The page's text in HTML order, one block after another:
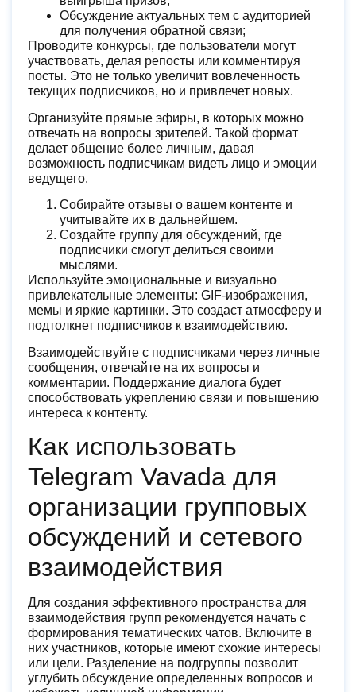
Обсуждение актуальных тем с аудиторией
для получения обратной связи;
Проводите конкурсы, где пользователи могут
участвовать, делая репосты или комментируя
посты. Это не только увеличит вовлеченность
текущих подписчиков, но и привлечет новых.
Организуйте прямые эфиры, в которых можно
отвечать на вопросы зрителей. Такой формат
делает общение более личным, давая
возможность подписчикам видеть лицо и эмоции
ведущего.
Собирайте отзывы о вашем контенте и
учитывайте их в дальнейшем.
Создайте группу для обсуждений, где
подписчики смогут делиться своими
мыслями.
Используйте эмоциональные и визуально
привлекательные элементы: GIF-изображения,
мемы и яркие картинки. Это создаст атмосферу и
подтолкнет подписчиков к взаимодействию.
Взаимодействуйте с подписчиками через личные
сообщения, отвечайте на их вопросы и
комментарии. Поддержание диалога будет
способствовать укреплению связи и повышению
интереса к контенту.
Как использовать
Telegram Vavada для
организации групповых
обсуждений и сетевого
взаимодействия
Для создания эффективного пространства для
взаимодействия групп рекомендуется начать с
формирования тематических чатов. Включите в
них участников, которые имеют схожие интересы
или цели. Разделение на подгруппы позволит
углубить обсуждение определенных вопросов и